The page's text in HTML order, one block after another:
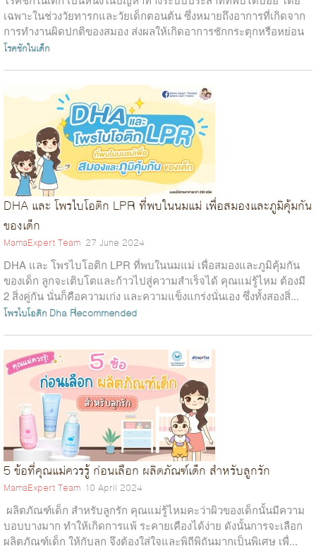
เฉพาะในช่วงวัยทารกและวัยเด็กตอนต้น ซึ่งหมายถึงอาการที่เกิดจาก
การทำงานผิดปกติของสมอง ส่งผลให้เกิดอาการชักกระตุกหรือหย่อน
ลีบของร่างกายอย่างกะทัน...
โรคชักในเด็ก
DHA และ โพรไบโอติก LPR ที่พบในนมแม่ เพื่อสมองและภูมิคุ้มกัน
ของเด็ก
MamaExpert Team 27 June 2024
DHA และ โพรไบโอติก LPR ที่พบในนมแม่ เพื่อสมองและภูมิคุ้มกัน
ของเด็ก ลูกจะเติบโตและก้าวไปสู่ความสำเร็จได้ คุณแม่รู้ไหม ต้องมี
2 สิ่งคู่กัน นั่นก็คือความเก่ง และความแข็งแกร่งนั่นเอง ซึ่งทั้งสองสิ่...
โพรไบโอติก Dha Recommended
5 ข้อที่คุณแม่ควรรู้ ก่อนเลือก ผลิตภัณฑ์เด็ก สำหรับลูกรัก
MamaExpert Team 10 April 2024
ผลิตภัณฑ์เด็ก สำหรับลูกรัก คุณแม่รู้ไหมคะว่าผิวของเด็กนั้นมีความ
บอบบางมาก ทำให้เกิดการแพ้ ระคายเคืองได้ง่าย ดังนั้นการจะเลือก
ผลิตภัณฑ์เด็ก ให้กับลูก จึงต้องใส่ใจและพิถีพิถันมากเป็นพิเศษ เพื่...